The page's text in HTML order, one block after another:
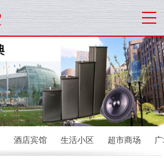
酒店宾馆 生活小区 超市商场